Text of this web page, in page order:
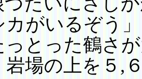
カがいるぞう」
っとった鶴さ
場の上を５ ,